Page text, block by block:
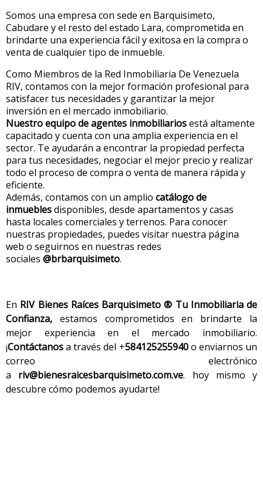
Somos una empresa con sede en Barquisimeto,
Cabudare y el resto del estado Lara, comprometida en
brindarte una experiencia fácil y exitosa en la compra o
venta de cualquier tipo de inmueble.
Como Miembros de la Red Inmobiliaria De Venezuela
RIV, contamos con la mejor formación profesional para
satisfacer tus necesidades y garantizar la mejor
inversión en el mercado inmobiliario.
Nuestro equipo de agentes inmobiliariosestá altamente
capacitado y cuenta con una amplia experiencia en el
sector. Te ayudarán a encontrar la propiedad perfecta
para tus necesidades, negociar el mejor precio y realizar
todo el proceso de compra o venta de manera rápida y
eficiente.
Además, contamos con un amplio catálogo de
inmueblesdisponibles, desde apartamentos y casas
hasta locales comerciales y terrenos. Para conocer
nuestras propiedades, puedes visitar nuestra página
web o seguirnos en nuestras redes
sociales @brbarquisimeto.
En RIV Bienes Raíces Barquisimeto ® Tu Inmobiliaria de
Confianza, estamos comprometidos en brindarte la
mejor experiencia en el mercado inmobiliario.
¡Contáctanosa través del +584125255940 o enviarnos un
correo electrónico
a
riv@bienesraicesbarquisimeto.com.ve.
hoy mismo y
descubre cómo podemos ayudarte!